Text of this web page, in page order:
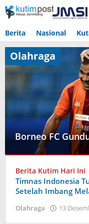
Lewati
ke
Berita Nasional
Borneo FC
Desember
oleh
Olahraga
Berita Kutim Hari Ini
Timnas Indonesia
Setelah Imbang
Olahraga 13